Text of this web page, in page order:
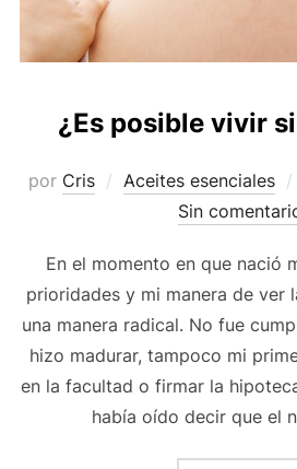
¿Es posible vivir
por Cris Aceites esenciales
Sin
En el momento en que nació
prioridades y mi manera de ver
una manera radical. No fue
hizo madurar, tampoco mi
en la facultad o firmar la
había oído decir que el